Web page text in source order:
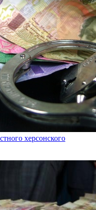
херсонского